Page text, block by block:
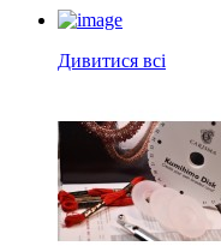
Дивитися всі